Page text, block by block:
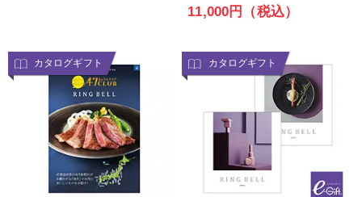
11,000円（税込）
カタログギフト カタログギフト